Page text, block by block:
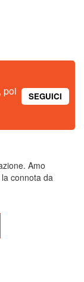
poi
SEGUICI
Amo
connota da